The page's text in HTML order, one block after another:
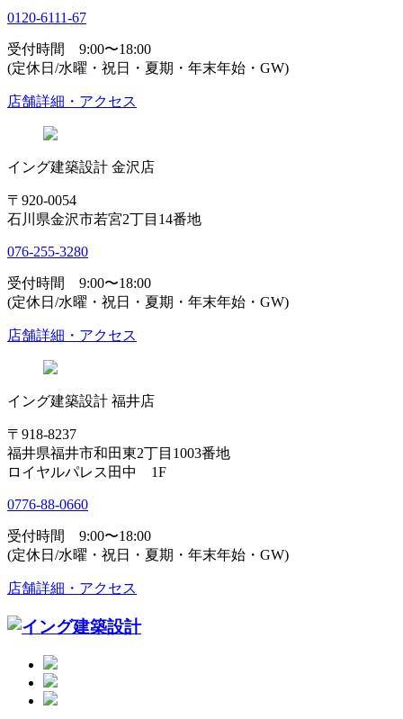
0120-6111-67
受付時間 9:00〜18:00
(定休日/水曜・祝日・夏期・年末年始・GW)
店舗詳細・アクセス
イング建築設計 金沢店
〒920-0054
石川県金沢市若宮2丁目14番地
076-255-3280
受付時間 9:00〜18:00
(定休日/水曜・祝日・夏期・年末年始・GW)
店舗詳細・アクセス
イング建築設計 福井店
〒918-8237
福井県福井市和田東2丁目1003番地
ロイヤルパレス田中 1F
0776-88-0660
受付時間 9:00〜18:00
(定休日/水曜・祝日・夏期・年末年始・GW)
店舗詳細・アクセス